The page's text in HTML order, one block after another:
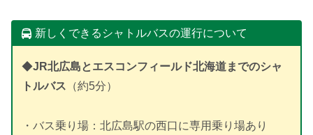
新しくできるシャトルバスの運行について
◆JR北広島とエスコンフィールド北海道までのシャ
トルバス （約5分）
・バス乗り場：北広島駅の西口に専用乗り場あり